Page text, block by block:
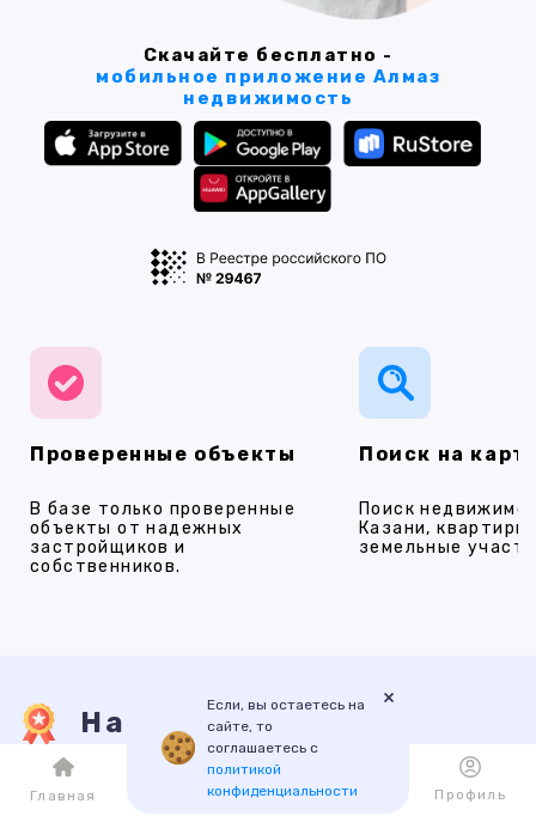
Скачайте бесплатно -
мобильное приложение Алмаз
недвижимость
Проверенные объекты
В базе только проверенные
объекты от надежных
застройщиков и
собственников.
Поиск на
Поиск
Казани,
земельные
Наши услуги
ПРОДАЖА НОВОСТРОЙКИ ИПОТЕКА
Если, вы остаетесь на
сайте, то
соглашаетесь с
политикой
конфиденциальности
×
Главная Каталог Избранное Профиль